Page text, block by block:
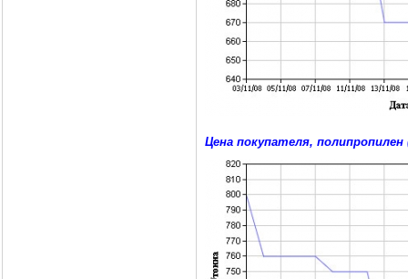
Цена покупателя,